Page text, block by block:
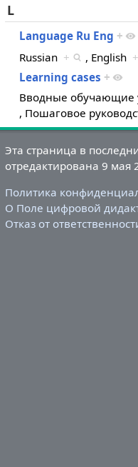
L
Language Ru Eng +
Russian + , English +
Learning cases +
Вводные обучающие
, Пошаговое
Эта страница в
отредактирована 9 мая
Политика
О Поле цифровой
Отказ от